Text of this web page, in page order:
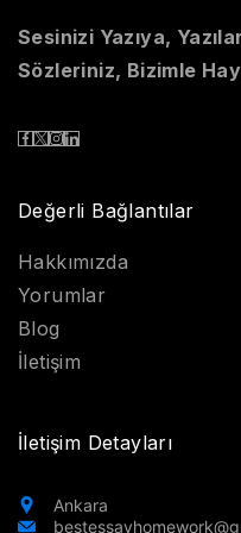
Sesinizi Yazıya,
Sözleriniz, Bizimle
Değerli Bağlantılar
Hakkımızda
Yorumlar
Blog
İletişim
İletişim Detayları
Ankara